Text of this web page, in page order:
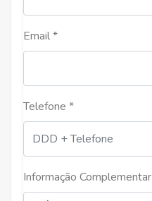
Email *
Telefone *
Informação Complementar